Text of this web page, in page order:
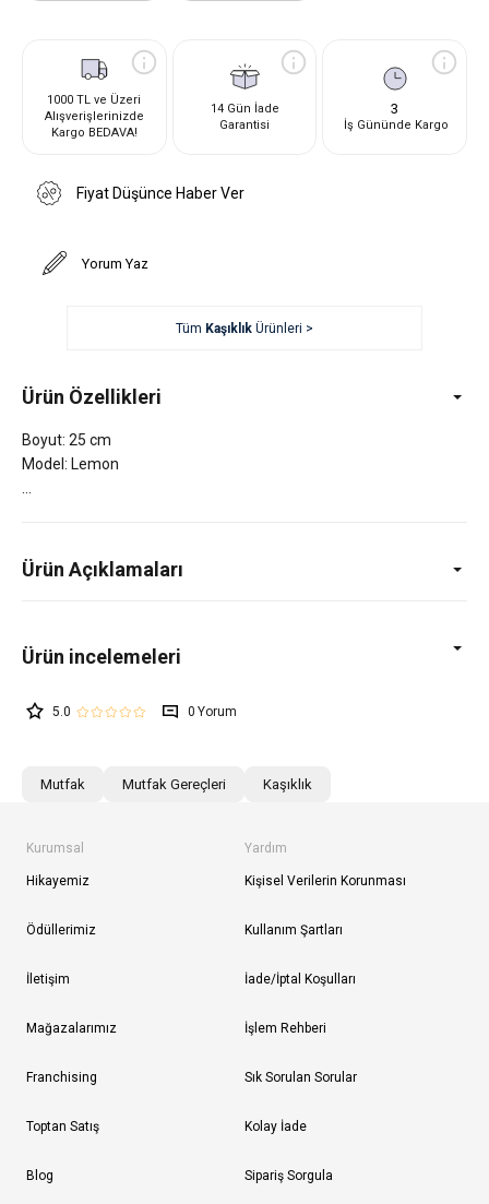
1000 TL ve Üzeri
Alışverişlerinizde
Kargo BEDAVA!
14 Gün İade
Garantisi
3
İş Gününde Kargo
Fiyat Düşünce Haber Ver
Yorum Yaz
Tüm KaşıklıkÜrünleri >
Ürün Özellikleri
Boyut: 25 cm
Model: Lemon
Ürün Açıklamaları
5.0 0
Mutfak Mutfak Gereçleri Kaşıklık
Kurumsal
Hikayemiz
Ödüllerimiz
İletişim
Mağazalarımız
Franchising
Toptan Satış
Blog
Yardım
Kişisel Verilerin Korunması
Kullanım Şartları
İade/İptal Koşulları
İşlem Rehberi
Sık Sorulan Sorular
Kolay İade
Sipariş Sorgula